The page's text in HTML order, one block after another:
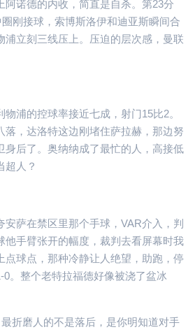
阿诺德的内收，简直是自杀。第23分
刚接球，索博斯洛伊和迪亚斯瞬间合
浦立刻三线压上。压迫的层次感，曼联
浦的控球率接近七成，射门15比2。
落，达洛特这边刚堵住萨拉赫，那边努
身后了。奥纳纳成了最忙的人，高接低
超人？
萨在禁区里那个手球，VAR介入，判
他手臂张开的幅度，裁判去看屏幕时我
点球点，那种冷静让人绝望，助跑，停
。整个老特拉福德好像被浇了盆冰
折磨人的不是落后，是你明知道对手